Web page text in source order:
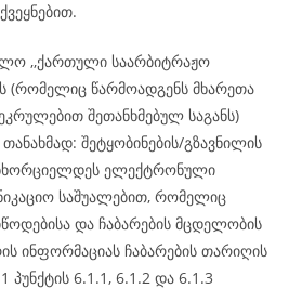
,,ქართული საარბიტრაჟო
(რომელიც წარმოადგენს მხარეთა
შეთანხმებულ საგანს)
შეტყობინების/გზავნილის
ელექტრონული
საშუალებით, რომელიც
და ჩაბარების მცდელობის
ინფორმაციას ჩაბარების თარიღის
პუნქტის 6.1.1, 6.1.2 და 6.1.3